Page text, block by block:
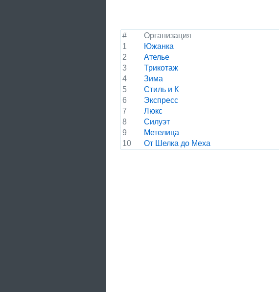
# Организация
1
Южанка
2
Ателье
3
Трикотаж
4
Зима
5
Стиль и К
6
Экспресс
7
Люкс
8
Силуэт
9
Метелица
10
От Шелка до Меха